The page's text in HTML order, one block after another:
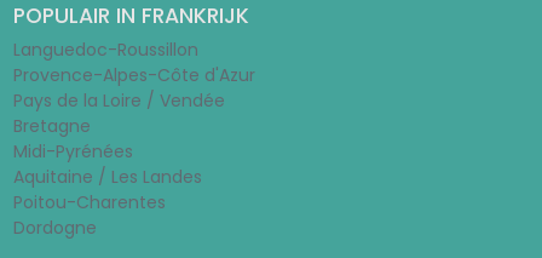
POPULAIR IN FRANKRIJK
Languedoc-Roussillon
Provence-Alpes-Côte d'Azur
Pays de la Loire / Vendée
Bretagne
Midi-Pyrénées
Aquitaine / Les Landes
Poitou-Charentes
Dordogne